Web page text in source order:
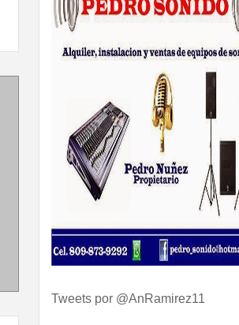
Tweets por @AnRamirez11